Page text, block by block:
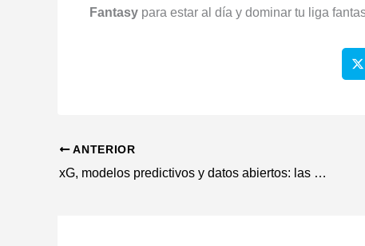
Fantasy para estar al día y dominar tu liga
ANTERIOR
xG, modelos predictivos y datos abiertos: las herramientas que usan los gestores avanzados de fantasy